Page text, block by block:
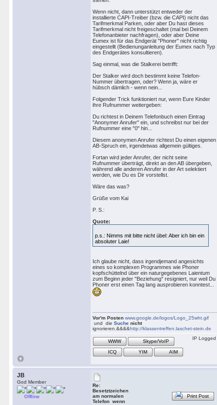
Wenn nicht, dann unterstützt entweder der
installierte CAPI-Treiber (bzw. die CAPI) nicht das
Tarifmerkmal Parken, oder aber Du hast dieses
Tarifmerkmal nicht freigeschaltet (mal bei Deinem
Telefonanbieter nachfragen), oder aber Deine
Eumex ist für das Endgerät "Phoner" nicht richtig
eingestellt (Bedienunganleitung der Eumex nach Typ
des Endgerätes konsultieren).
Sag einmal, was die Stalkerei betrifft:
Der Stalker wird doch bestimmt keine Telefon-
Nummer übertragen, oder? Wenn ja, wäre er
hübsch dämlich - wenn nein...
Folgender Trick funktioniert nur, wenn Eure Kinder
ihre Rufnummer weitergeben:
Du richtest in Deinem Telefonbuch einen Eintrag
"Anonymer Anrufer" ein, und schreibst nur bei der
Rufnummer eine "0" hin...
Diesem anonymen Anrufer richtest Du einen eigenen
AB-Spruch ein, irgendetwas allgemein gültiges.
Fortan wird jeder Anrufer, der nicht seine
Rufnummer überträgt, direkt an den AB übergeben,
während alle anderen Anrufer in der Art selektiert
werden, wie Du es Dir vorstellst.
Wäre das was?
Grüße vom Kai
P. S.:
Quote:
p.s.: Nimms mit bitte nicht übel: Aber ich bin ein
absoluter Laie!
Ich glaube nicht, dass irgendjemand angesichts
eines so komplexen Programmes wie Phoner
kopfschüttelnd über ein naturgegebenes Laientum
zum Beginn jeder "Beziehung" resigniert, nur weil Du
Phoner erst einen Tag lang ausprobieren konntest...
Vor'm Posten www.google.de/logos/Logo_25wht.gif
und die Suche nicht
ignorieren.&&&&http://klassentreffen.laschet-stein.de
WWW
Skype/VoIP
ICQ
YIM AIM
IP Logged
JB
God Member
Offline
Re:
Besetztzeichen
am normalen
Telefon wenn
Print Post